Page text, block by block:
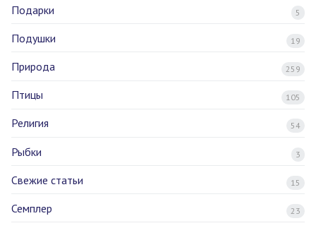
Подарки 5
Подушки 19
Природа 259
Птицы 105
Религия 54
Рыбки 3
Свежие статьи 15
Семплер 23